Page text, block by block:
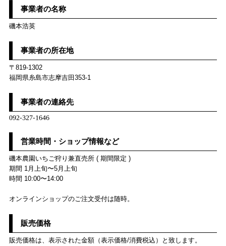
事業者の名称
磯本浩英
事業者の所在地
〒819-1302
福岡県糸島市志摩吉田353-1
事業者の連絡先
営業時間・ショップ情報など
磯本農園いちご狩り兼直売所 ( 期間限定 )
期間 1月上旬〜5月上旬
時間 10:00〜14:00
オンラインショップのご注文受付は随時。
販売価格
販売価格は、表示された金額（表示価格/消費税込）と致します。